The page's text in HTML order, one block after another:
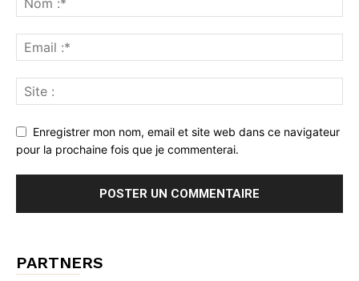
Enregistrer mon nom, email et site web dans ce navigateur
pour la prochaine fois que je commenterai.
PARTNERS